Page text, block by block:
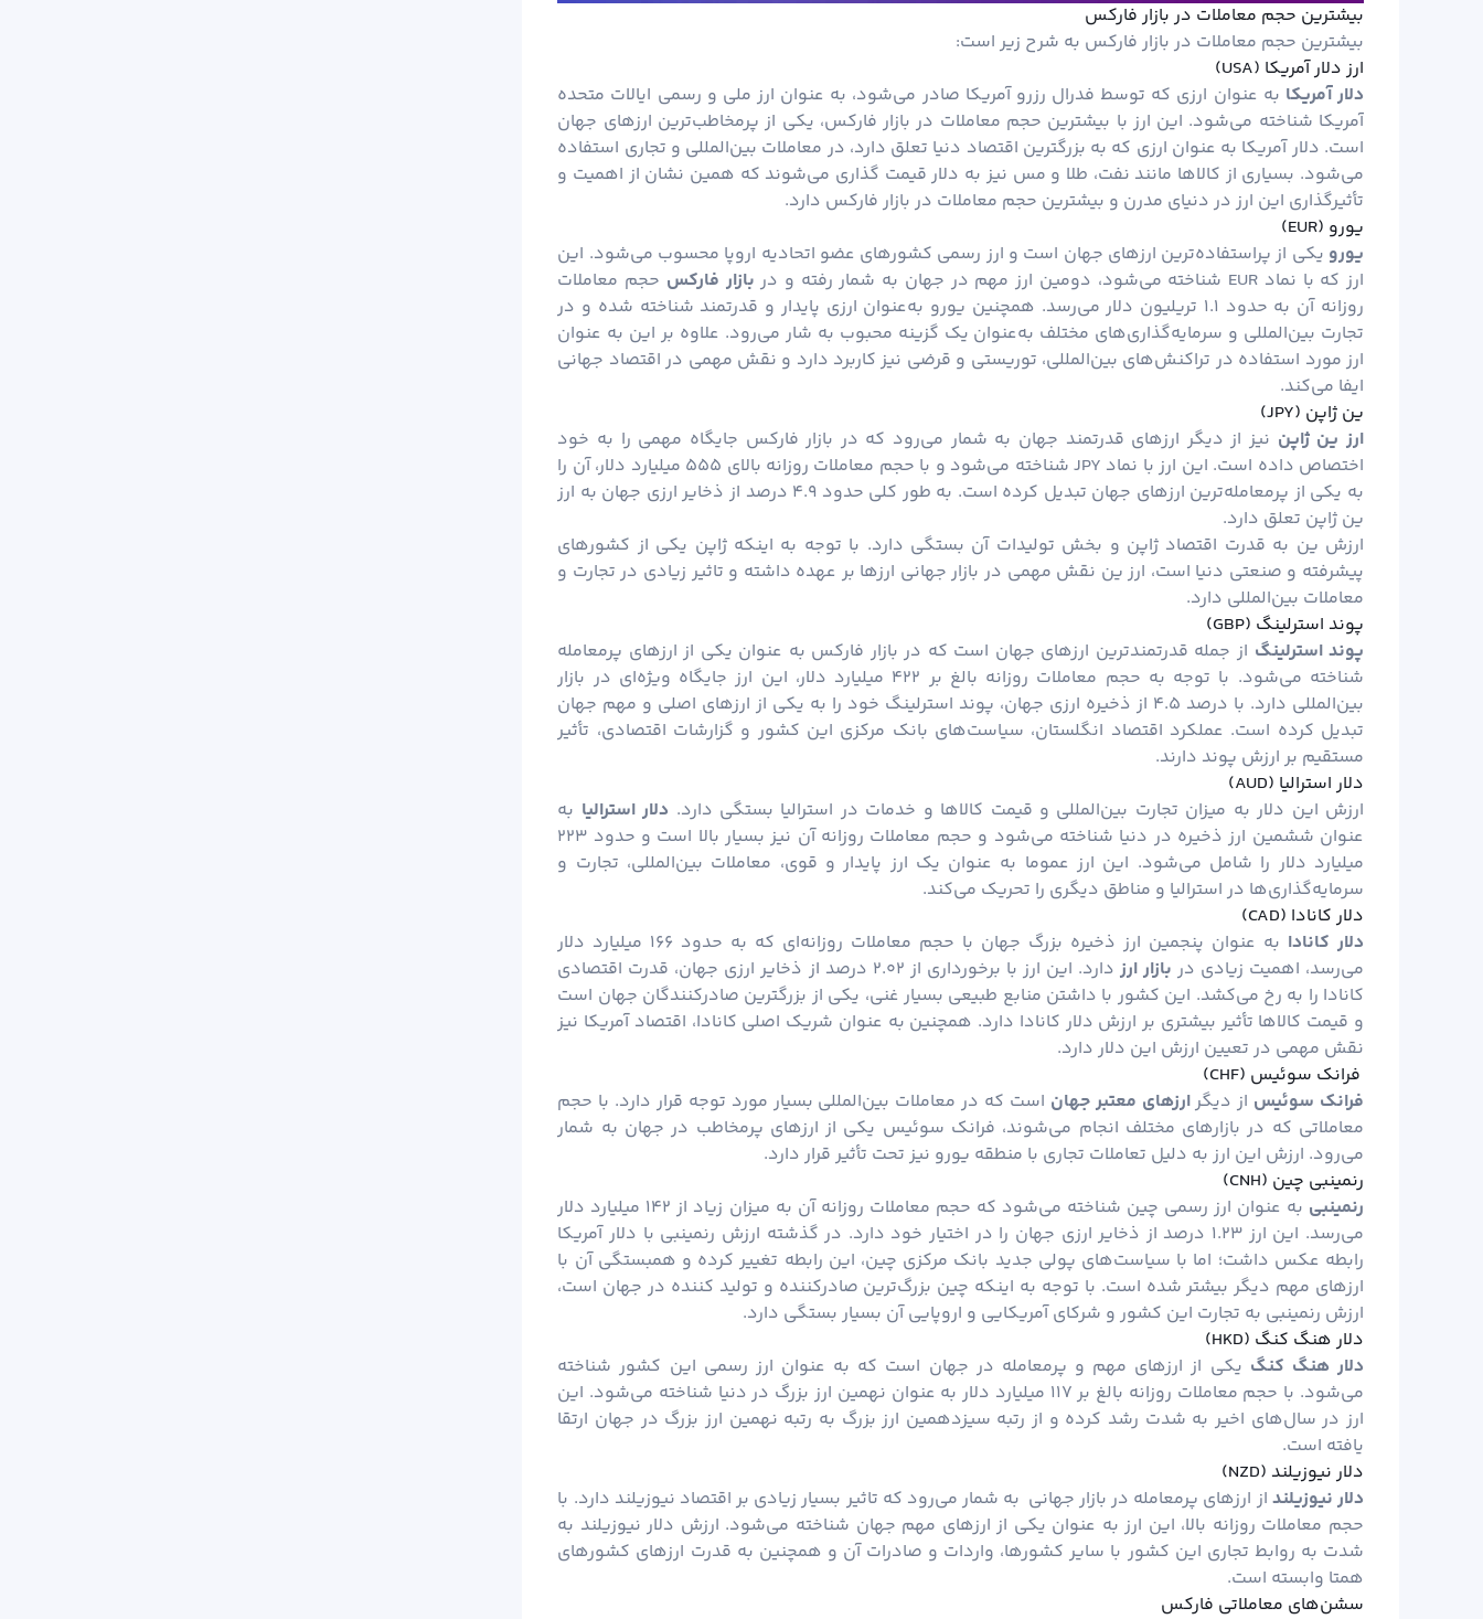
بیشترین حجم معاملات در بازار فارکس
بیشترین حجم معاملات در بازار فارکس به شرح زیر است:
ارز دلار آمریکا (USA)
دلارآمریکا به عنوان ارزی که توسط فدرال رزرو آمریکا صادر می‌شود، به عنوان ارز ملی و رسمی ایالات متحده
آمریکا شناخته می‌شود. این ارز با بیشترین حجم معاملات در بازار فارکس، یکی از پرمخاطب‌ترین ارزهای جهان
است. دلار آمریکا به عنوان ارزی که به بزرگترین اقتصاد دنیا تعلق دارد، در معاملات بین‌المللی و تجاری استفاده
می‌شود. بسیاری از کالاها مانند نفت، طلا و مس نیز به دلار قیمت گذاری می‌شوند که همین نشان از اهمیت و
تأثیرگذاری این ارز در دنیای مدرن و بیشترین حجم معاملات در بازار فارکس دارد.
یورو (EUR)
یورو یکی از پراستفاده‌ترین ارزهای جهان است و ارز رسمی کشورهای عضو اتحادیه اروپا محسوب می‌شود. این
ارز که با نماد EUR شناخته می‌شود، دومین ارز مهم در جهان به‌ شمار رفته و در
بازار فارکس حجم معاملات
روزانه آن به حدود ۱.۱ تریلیون دلار می‌رسد. همچنین یورو به‌عنوان ارزی پایدار و قدرتمند شناخته شده و در
تجارت بین‌المللی و سرمایه‌گذاری‌های مختلف به‌عنوان یک گزینه محبوب به شار می‌رود. علاوه بر این به‌ عنوان
ارز مورد استفاده در تراکنش‌های بین‌المللی، توریستی و قرضی نیز کاربرد دارد و نقش مهمی در اقتصاد جهانی
ایفا می‌کند.
ین ژاپن (JPY)
ارز ین ژاپن نیز از دیگر ارزهای قدرتمند جهان به شمار می‌رود که در بازار فارکس جایگاه مهمی را به خود
اختصاص داده است. این ارز با نماد JPY شناخته می‌شود و با حجم معاملات روزانه بالای ۵۵۵ میلیارد دلار، آن را
به یکی از پرمعامله‌ترین ارزهای جهان تبدیل کرده است. به طور کلی حدود ۴.۹ درصد از ذخایر ارزی جهان به ارز
ین ژاپن تعلق دارد.
ارزش ین به قدرت اقتصاد ژاپن و بخش تولیدات آن بستگی دارد. با توجه به اینکه ژاپن یکی از کشورهای
پیشرفته و صنعتی دنیا است، ارز ین نقش مهمی در بازار جهانی ارزها بر عهده داشته و تاثیر زیادی در تجارت و
معاملات بین‌المللی دارد.
پوند استرلینگ (GBP)
پوند استرلینگ از جمله قدرتمندترین ارزهای جهان است که در بازار فارکس به عنوان یکی از ارزهای پرمعامله
شناخته می‌شود. با توجه به حجم معاملات روزانه بالغ بر ۴۲۲ میلیارد دلار، این ارز جایگاه ویژه‌ای در بازار
بین‌المللی دارد. با درصد ۴.۵ از ذخیره ارزی جهان، پوند استرلینگ خود را به یکی از ارزهای اصلی و مهم جهان
تبدیل کرده است. عملکرد اقتصاد انگلستان، سیاست‌های بانک مرکزی این کشور و گزارشات اقتصادی، تأثیر
مستقیم بر ارزش پوند دارند.
دلار استرالیا (AUD)
ارزش این دلار به میزان تجارت بین‌المللی و قیمت کالاها و خدمات در استرالیا بستگی دارد. دلار استرالیا به
عنوان ششمین ارز ذخیره در دنیا شناخته می‌شود و حجم معاملات روزانه آن نیز بسیار بالا است و حدود ۲۲۳
میلیارد دلار را شامل می‌شود. این ارز عموما به عنوان یک ارز پایدار و قوی، معاملات بین‌المللی، تجارت و
سرمایه‌گذاری‌ها در استرالیا و مناطق دیگری را تحریک می‌کند.
دلار کانادا (CAD)
دلار کانادا
به عنوان پنجمین ارز ذخیره بزرگ جهان با حجم معاملات روزانه‌ای که به حدود ۱۶۶ میلیارد دلار
می‌رسد، اهمیت زیادی در بازار ارز
دارد. این ارز با برخورداری از ۲.۰۲ درصد از ذخایر ارزی جهان، قدرت اقتصادی
کانادا را به رخ می‌کشد. این کشور با داشتن منابع طبیعی بسیار غنی، یکی از بزرگترین صادرکنندگان جهان است
و قیمت کالاها تأثیر بیشتری بر ارزش دلار کانادا دارد. همچنین به عنوان شریک اصلی کانادا، اقتصاد آمریکا نیز
نقش مهمی در تعیین ارزش این دلار دارد.
فرانک سوئیس (CHF)
فرانک سوئیس از دیگرارزهای معتبر جهان است که در معاملات بین‌المللی بسیار مورد توجه قرار دارد. با حجم
معاملاتی که در بازارهای مختلف انجام می‌شوند، فرانک سوئیس یکی از ارزهای پرمخاطب در جهان به شمار
می‌رود. ارزش این ارز به دلیل تعاملات تجاری با منطقه یورو نیز تحت تأثیر قرار دارد.
رنمینبی چین (CNH)
رنمینبی
به عنوان ارز رسمی چین شناخته می‌شود که حجم معاملات روزانه آن به میزان زیاد از ۱۴۲ میلیارد دلار
می‌رسد. این ارز ۱.۲۳ درصد از ذخایر ارزی جهان را در اختیار خود دارد. در گذشته ارزش رنمینبی با دلار آمریکا
رابطه عکس داشت؛ اما با سیاست‌های پولی جدید بانک مرکزی چین، این رابطه تغییر کرده و همبستگی آن با
ارزهای مهم دیگر بیشتر شده است. با توجه به اینکه چین بزرگ‌ترین صادرکننده و تولید کننده در جهان است،
ارزش رنمینبی به تجارت این کشور و شرکای آمریکایی و اروپایی آن بسیار بستگی دارد.
دلار هنگ کنگ (HKD)
دلار هنگ کنگ یکی از ارزهای مهم و پرمعامله در جهان است که به عنوان ارز رسمی این کشور شناخته
می‌شود. با حجم معاملات روزانه بالغ بر ۱۱۷ میلیارد دلار به عنوان نهمین ارز بزرگ در دنیا شناخته می‌شود. این
ارز در سال‌های اخیر به شدت رشد کرده و از رتبه سیزدهمین ارز بزرگ به رتبه نهمین ارز بزرگ در جهان ارتقا
یافته است.
دلار نیوزیلند (NZD)
دلار نیوزیلند از ارزهای پرمعامله در بازار جهانی به شمار می‌رود که تاثیر بسیار زیادی بر اقتصاد نیوزیلند دارد. با
حجم معاملات روزانه بالا، این ارز به عنوان یکی از ارزهای مهم جهان شناخته می‌شود. ارزش دلار نیوزیلند به
شدت به روابط تجاری این کشور با سایر کشورها، واردات و صادرات آن و همچنین به قدرت ارزهای کشورهای
همتا وابسته است.
سشن‌های معاملاتی فارکس